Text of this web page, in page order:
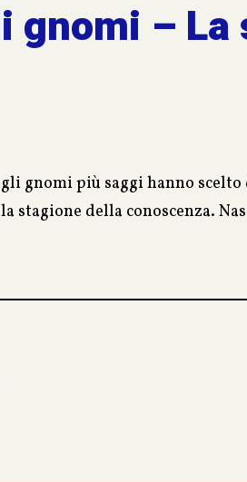
– La
gnomi più saggi hanno
della conoscenza.
limita al solo